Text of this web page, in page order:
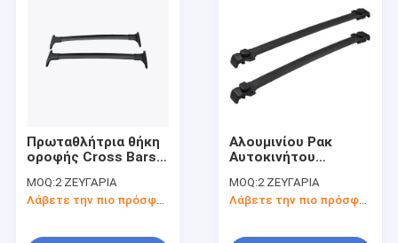
Πρωταθλήτρια θήκη
οροφής Cross Bars
αυτοκινήτου θήκη
αποσκευών για Ford
MOQ:2 ΖΕΥΓΑΡΙΑ
Λάβετε την πιο πρόσφατη τιμή
Αλουμινίου Ρακ
Αυτοκινήτου
αυτοκίνητο πάνω
ράφι αποσκευών για
MOQ:2 ΖΕΥΓΑΡΙΑ